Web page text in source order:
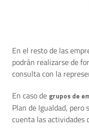
En el resto de las
podrán realizarse de
consulta con la
En caso de grupos de
Plan de Igualdad, pero
cuenta las actividades